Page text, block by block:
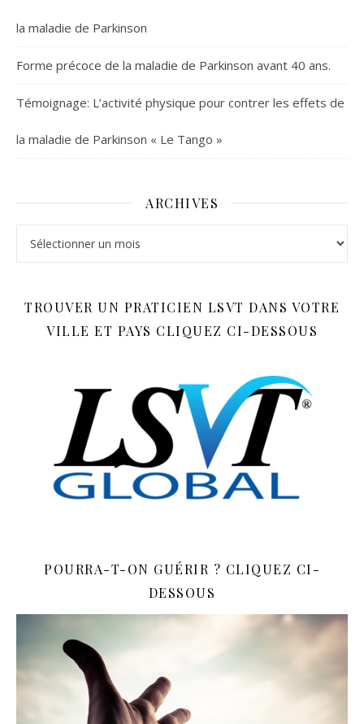
la maladie de Parkinson
Forme précoce de la maladie de Parkinson avant 40 ans.
Témoignage: L’activité physique pour contrer les effets de
la maladie de Parkinson « Le Tango »
ARCHIVES
TROUVER UN PRATICIEN LSVT DANS VOTRE
VILLE ET PAYS CLIQUEZ CI-DESSOUS
POURRA-T-ON GUÉRIR ? CLIQUEZ CI-
DESSOUS